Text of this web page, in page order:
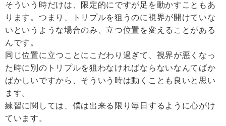
そういう時だけは、限定的にですが足を動かすこともあ
ります。つまり、トリプルを狙うのに視界が開けていな
いというような場合のみ、立つ位置を変えることがある
んです。
同じ位置に立つことにこだわり過ぎて、視界が悪くなっ
た時に別のトリプルを狙わなければならないなんてばか
ばかしいですから、そういう時は動くことも良いと思い
ます。
練習に関しては、僕は出来る限り毎日するように心がけ
ています。